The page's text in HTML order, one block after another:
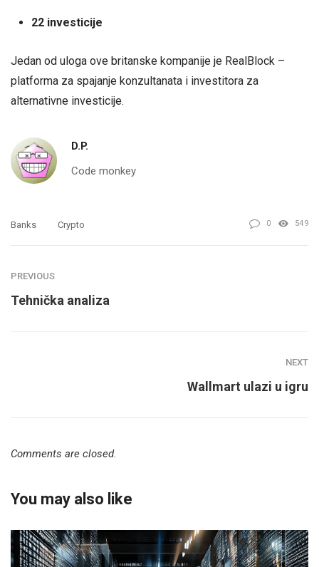
22 investicije
Jedan od uloga ove britanske kompanije je RealBlock –
platforma za spajanje konzultanata i investitora za
alternativne investicije.
D.P.
Code monkey
Banks Crypto 0 549
PREVIOUS
Tehnička analiza
NEXT
Wallmart ulazi u igru
Comments are closed.
You may also like